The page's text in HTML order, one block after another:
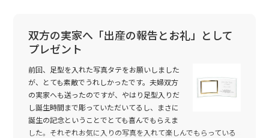
場に、そのフレームに写真を入れて飾ってくれて、なおかつ、司
会者の方から、私からのプレゼントの物でした！！と紹介があっ
トゥーユーさん、ありがとうございました。友人にとっても、私
にとっても、とても特別な物になったので、いい思い出が増えま
した。
また、機会があれば、プレゼントにも自分用にもお世話になれた
らなぁ・・・と思います。ありがとうございました。
双方の実家へ「出産の報告とお礼」として
プレゼント
前回、足型を入れた写真タテをお願いしました
が、とても素敵でうれしかったです。夫婦双方
の実家へも送ったのですが、やはり足型入りだ
し誕生時間まで彫っていただいてるし、まさに
誕生の記念ということでとても喜んでもらえま
した。それぞれお気に入りの写真を入れて楽しんでもらっている